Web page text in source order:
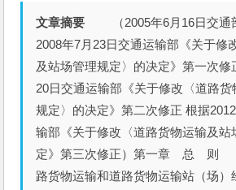
文章摘要 （2005年6月16日交通
2008年7月23日交通运输部《关于修
及站场管理规定〉的决定》第一次修
20日交通运输部《关于修改〈道路
规定〉的决定》第二次修正 根据
输部《关于修改〈道路货物运输及站
定》第三次修正）第一章 总 则
路货物运输和道路货物运输站（场）